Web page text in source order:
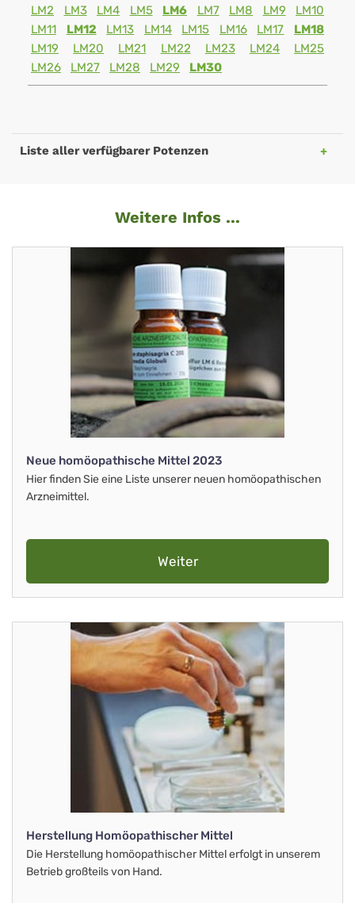
LM2 LM3 LM4 LM5 LM6 LM7 LM8 LM9
LM10
LM11
LM12 LM13 LM14 LM15 LM16 LM17
LM18
LM19
LM20 LM21 LM22 LM23 LM24
LM25
LM26
LM27 LM28 LM29 LM30
Liste aller verfügbarer Potenzen
Weitere Infos ...
Neue homöopathische Mittel 2023
Hier finden Sie eine Liste unserer neuen homöopathischen
Arzneimittel.
Weiter
Herstellung Homöopathischer Mittel
Die Herstellung homöopathischer Mittel erfolgt in unserem
Betrieb großteils von Hand.